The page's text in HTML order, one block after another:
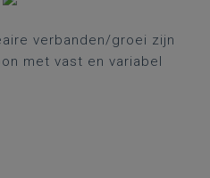
verbanden/groei zijn
met vast en variabel